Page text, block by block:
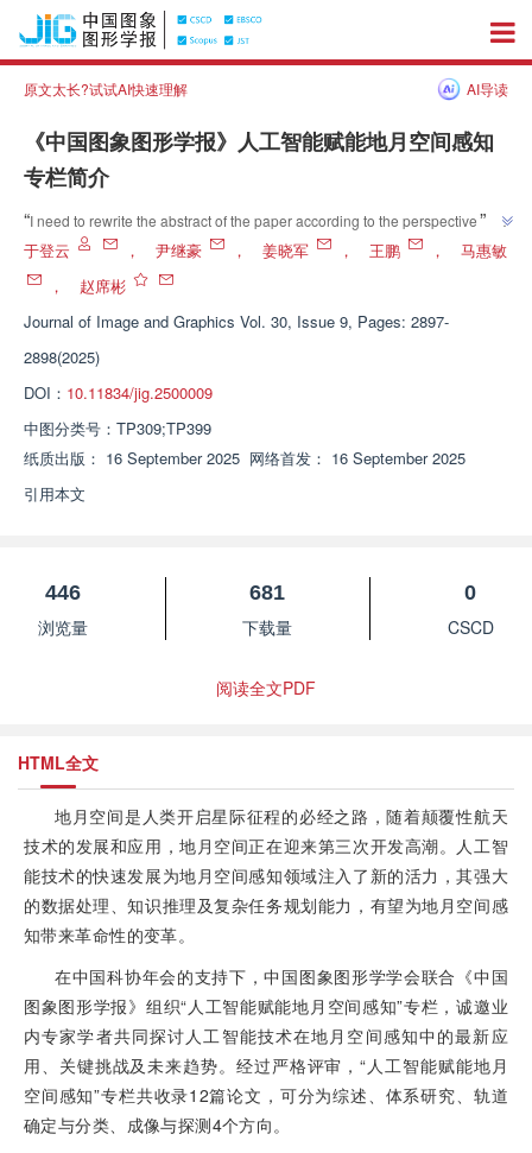
原文太长?试试AI快速理解 AI导读
《中国图象图形学报》人工智能赋能地月空间感知
专栏简介
“I need to rewrite the abstract of the paper according to the perspective of
technology media journalists and the given template. But the abstract
section you provided is empty and lacks specific content. Please provide
the specific content of the abstract of the paper, and I will rewrite it for you
according to the following requirements: - Adopt a news broadcasting
perspective - Keep the "original text" section in the template - Do not
such as "/" - No more than 50 words
”
于登云 ， 尹继豪 ， 姜晓军 ， 王鹏 ，
马惠敏
，
赵席彬
Journal of Image and Graphics Vol. 30, Issue 9, Pages: 2897-
2898(2025)
DOI： 10.11834/jig.2500009
中图分类号： TP309;TP399
纸质出版： 16 September 2025 网络首发： 16 September 2025
引用本文
446
浏览量
681
下载量
0
CSCD
阅读全文PDF
HTML全文
地月空间是人类开启星际征程的必经之路，随着颠覆性航天
技术的发展和应用，地月空间正在迎来第三次开发高潮。人工智
能技术的快速发展为地月空间感知领域注入了新的活力，其强大
的数据处理、知识推理及复杂任务规划能力，有望为地月空间感
知带来革命性的变革。
在中国科协年会的支持下，中国图象图形学学会联合《中国
图象图形学报》组织“人工智能赋能地月空间感知”专栏，诚邀业
内专家学者共同探讨人工智能技术在地月空间感知中的最新应
用、关键挑战及未来趋势。经过严格评审，“人工智能赋能地月
空间感知”专栏共收录12篇论文，可分为综述、体系研究、轨道
确定与分类、成像与探测4个方向。